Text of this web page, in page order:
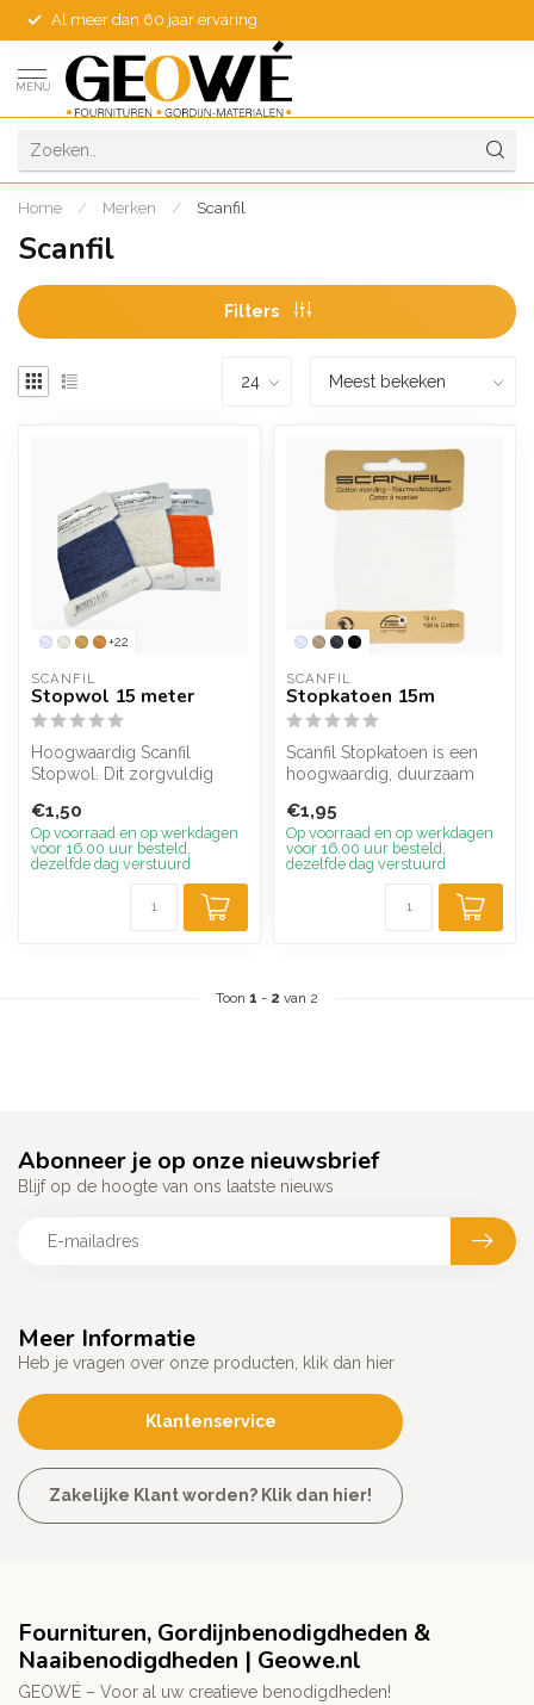
Al meer dan 60 jaar ervaring
MENU
Home / Merken / Scanfil
Scanfil
Filters
+22
SCANFIL
Stopwol 15 meter
Hoogwaardig Scanfil
Stopwol. Dit zorgvuldig
een optimal...
€1,50
Op voorraad en op werkdagen
voor 16.00 uur besteld,
dezelfde dag verstuurd
SCANFIL
Stopkatoen 15m
Scanfil Stopkatoen is een
hoogwaardig, duurzaam
stop- ...
€1,95
Op voorraad en op werkdagen
voor 16.00 uur besteld,
dezelfde dag verstuurd
Toon 1 - 2 van 2
Meer Informatie
Heb je vragen over onze producten, klik dan hier
Klantenservice
Zakelijke Klant worden? Klik dan hier!
Abonneer je op onze nieuwsbrief
Blijf op de hoogte van ons laatste nieuws
Fournituren, Gordijnbenodigdheden &
Naaibenodigdheden | Geowe.nl
GEOWÉ – Voor al uw creatieve benodigdheden!